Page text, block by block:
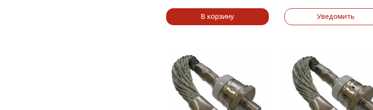
В корзину Уведомить